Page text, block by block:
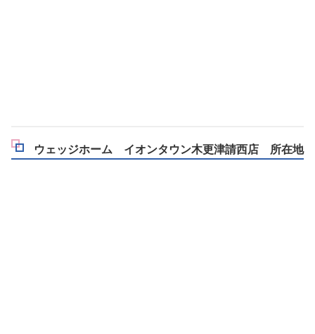
ウェッジホーム イオンタウン木更津請西店 所在地